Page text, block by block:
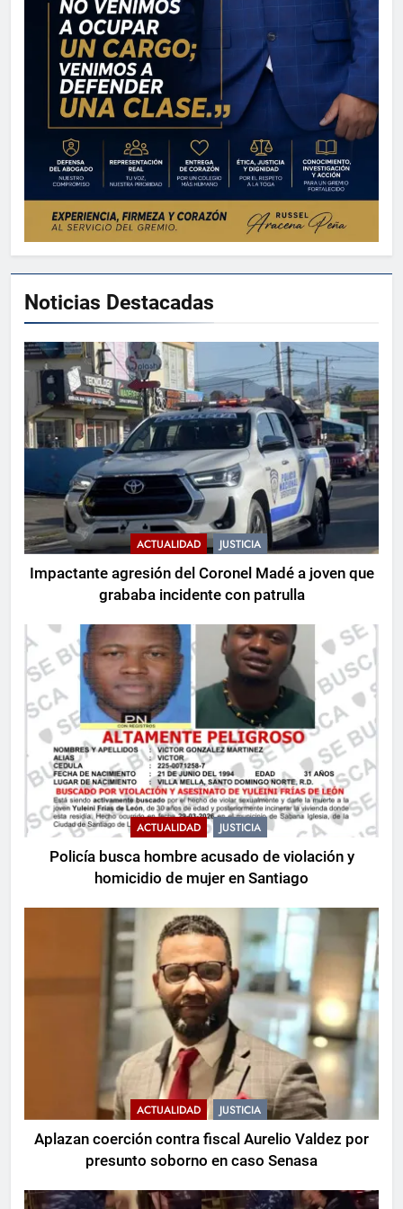
Noticias Destacadas
ACTUALIDAD JUSTICIA
Impactante agresión del Coronel Madé a joven que
grababa incidente con patrulla
ACTUALIDAD JUSTICIA
Policía busca hombre acusado de violación y
homicidio de mujer en Santiago
ACTUALIDAD JUSTICIA
Aplazan coerción contra fiscal Aurelio Valdez por
presunto soborno en caso Senasa
estrellarse helicóptero en Río de
Janeiro
MUNDIALES
En Castel Gandolfo, el tapiz de
Raffaello sobre el sermón de San
Pablo
RELIGIÓN
Juegos Centroamericanos: Valerio
y González guían a la RD